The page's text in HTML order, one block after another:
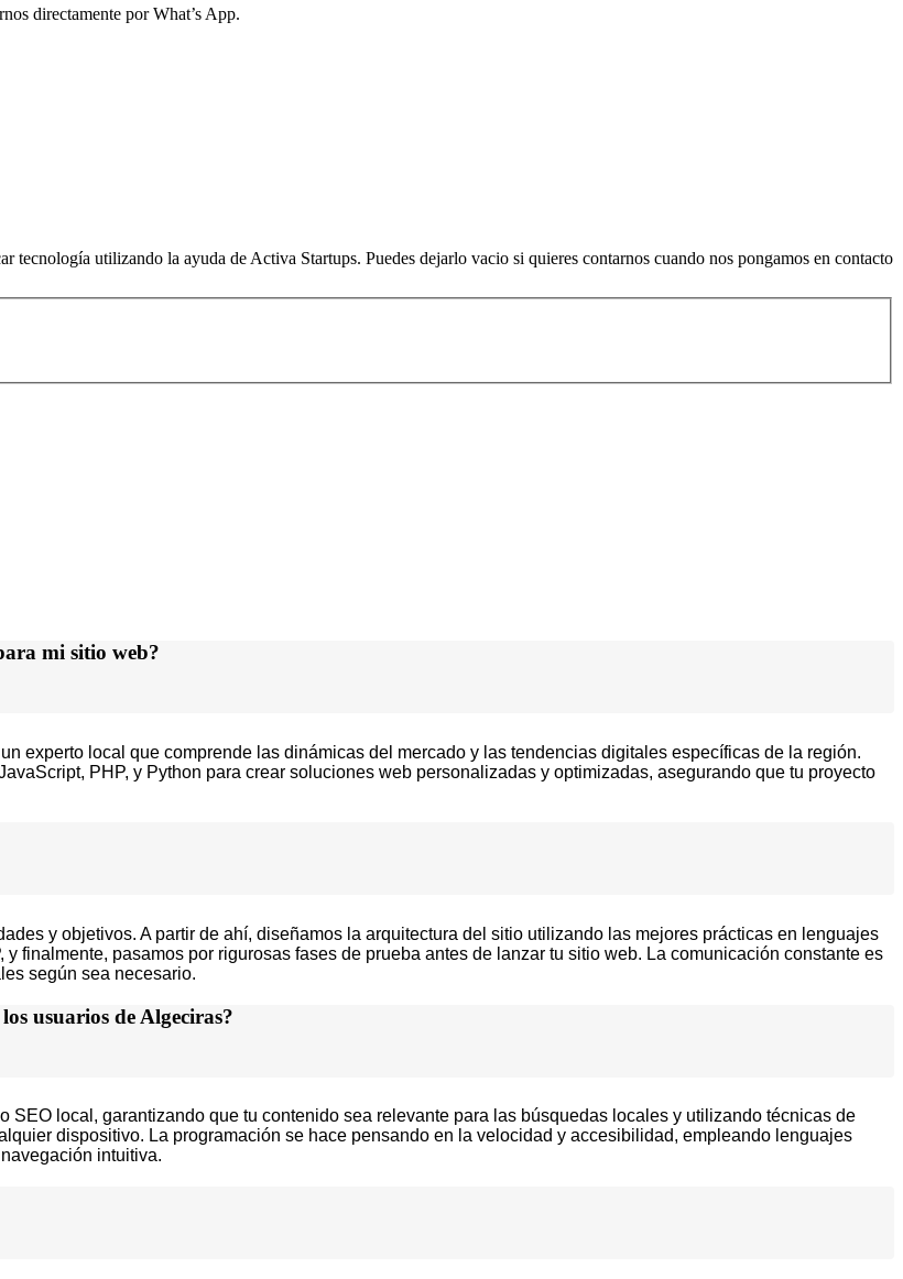
directamente por What’s App.
tecnología utilizando la ayuda de Activa Startups. Puedes dejarlo vacio si quieres contarnos cuando nos pongamos en contacto
mi sitio web?
experto local que comprende las dinámicas del mercado y las tendencias digitales específicas de la región.
PHP, y Python para crear soluciones web personalizadas y optimizadas, asegurando que tu proyecto
y objetivos. A partir de ahí, diseñamos la arquitectura del sitio utilizando las mejores prácticas en lenguajes
finalmente, pasamos por rigurosas fases de prueba antes de lanzar tu sitio web. La comunicación constante es
según sea necesario.
usuarios de Algeciras?
local, garantizando que tu contenido sea relevante para las búsquedas locales y utilizando técnicas de
dispositivo. La programación se hace pensando en la velocidad y accesibilidad, empleando lenguajes
intuitiva.